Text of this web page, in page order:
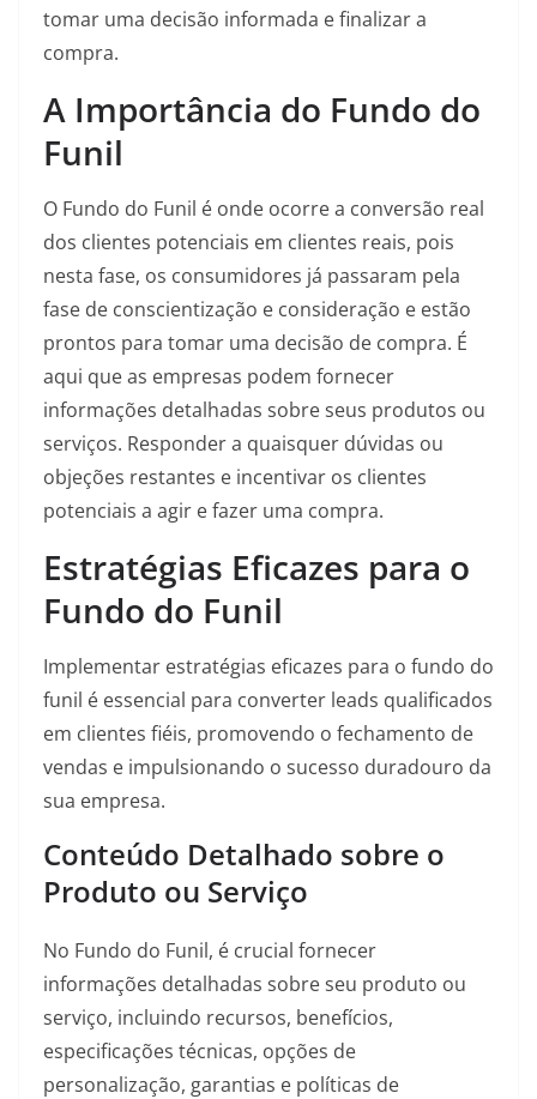
tomar uma decisão informada e finalizar a
compra.
A Importância do Fundo do
Funil
O Fundo do Funil é onde ocorre a conversão real
dos clientes potenciais em clientes reais, pois
nesta fase, os consumidores já passaram pela
fase de conscientização e consideração e estão
prontos para tomar uma decisão de compra. É
aqui que as empresas podem fornecer
informações detalhadas sobre seus produtos ou
serviços. Responder a quaisquer dúvidas ou
objeções restantes e incentivar os clientes
potenciais a agir e fazer uma compra.
Estratégias Eficazes para o
Fundo do Funil
Implementar estratégias eficazes para o fundo do
funil é essencial para converter leads qualificados
em clientes fiéis, promovendo o fechamento de
vendas e impulsionando o sucesso duradouro da
sua empresa.
Conteúdo Detalhado sobre o
Produto ou Serviço
No Fundo do Funil, é crucial fornecer
informações detalhadas sobre seu produto ou
serviço, incluindo recursos, benefícios,
especificações técnicas, opções de
personalização, garantias e políticas de